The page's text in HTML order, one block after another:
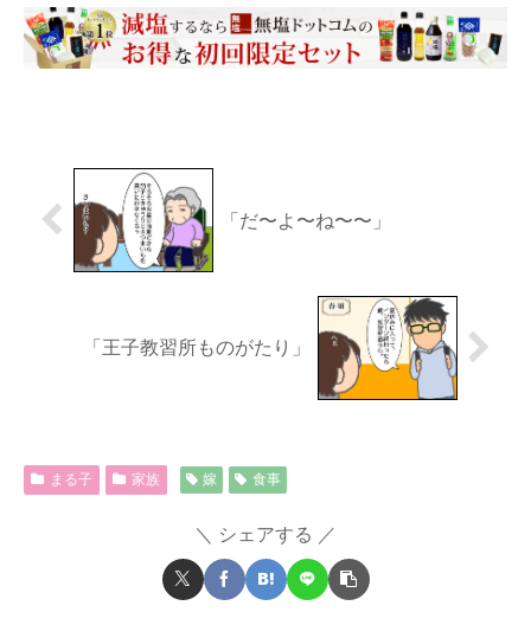
「だ〜よ〜ね〜〜」
「王子教習所ものがたり」
まる子 家族 嫁 食事
シェアする